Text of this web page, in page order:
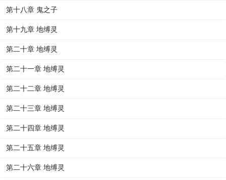
第十八章 鬼之子
第十九章 地缚灵
第二十章 地缚灵
第二十一章 地缚灵
第二十二章 地缚灵
第二十三章 地缚灵
第二十四章 地缚灵
第二十五章 地缚灵
第二十六章 地缚灵